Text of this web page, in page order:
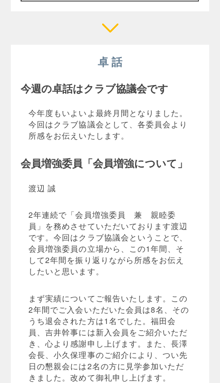
卓 話
今週の卓話はクラブ協議会です
今年度もいよいよ最終月間となりました。
今回はクラブ協議会として、各委員会より
所感をお伝えいたします。
会員増強委員「会員増強について」
渡辺 誠
2年連続で「会員増強委員 兼 親睦委
員」を務めさせていただいております渡辺
です。今回はクラブ協議会ということで、
会員増強委員の立場から、この1年間、そ
して2年間を振り返りながら所感をお伝え
したいと思います。
まず実績についてご報告いたします。この
2年間でご入会いただいた会員は8名、その
うち退会された方は1名でした。福田会
員、吉井幹事には新入会員をご紹介いただ
き、心より感謝申し上げます。また、長澤
会長、小久保理事のご紹介により、つい先
日の懇親会には2名の方に見学参加いただ
きました。改めて御礼申し上げます。